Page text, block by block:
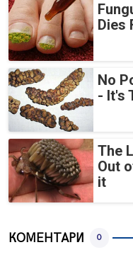
Dies
No
- It's
The
Out
it
КОМЕНТАРИ 0